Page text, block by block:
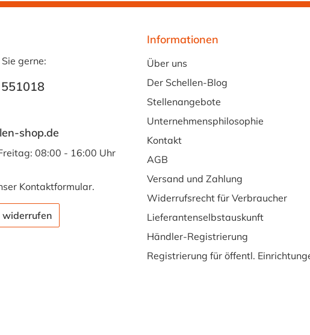
gerne:
shop.de
08:00 - 16:00 Uhr
Kontaktformular.
widerrufen
Informationen
Über uns
Der Schellen-Blog
Stellenangebote
Unternehmensphilosophie
Kontakt
AGB
Versand und Zahlung
Widerrufsrecht für Verbraucher
Lieferantenselbstauskunft
Händler-Registrierung
Registrierung für öffentl.